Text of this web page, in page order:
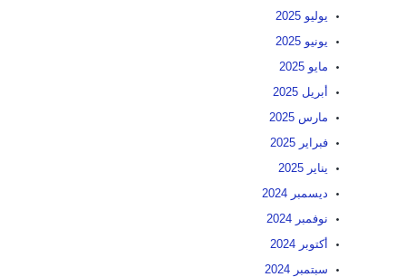
يوليو 2025
يونيو 2025
مايو 2025
أبريل 2025
مارس 2025
فبراير 2025
يناير 2025
ديسمبر 2024
نوفمبر 2024
أكتوبر 2024
سبتمبر 2024